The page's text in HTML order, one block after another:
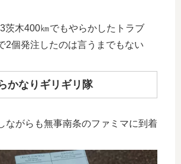
茨木400㎞でもやらかしたトラブ
2個発注したのは言うまでもない
かなりギリギリ隊
ながらも無事南条のファミマに到着